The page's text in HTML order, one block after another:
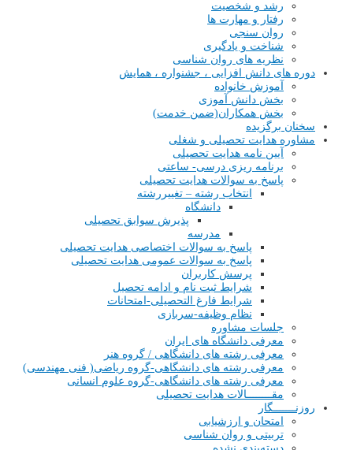
رشد و شخصیت
رفتار و مهارت ها
روان سنجی
شناخت و یادگیری
نظریه های روان شناسی
دوره های دانش افزایی ، جشنواره ، همایش
آموزش خانواده
بخش دانش آموزی
بخش همکاران(ضمن خدمت)
سخنان برگزیده
مشاوره هدایت تحصیلی و شغلی
آیین نامه هدایت تحصیلی
برنامه ریزی درسی- ساعتی
پاسخ به سوالات هدایت تحصیلی
انتخاب رشته – تغییررشته
دانشگاه
پذیرش سوابق تحصیلی
مدرسه
پاسخ به سوالات اختصاصی هدایت تحصیلی
پاسخ به سوالات عمومی هدایت تحصیلی
پرسش کاربران
شرایط ثبت نام و ادامه تحصیل
شرایط فارغ التحصیلی-امتحانات
نظام وظیفه-سربازی
جلسات مشاوره
معرفی دانشگاه های ایران
معرفی رشته های دانشگاهی / گروه هنر
معرفی رشته های دانشگاهی-گروه ریاضی( فنی مهندسی)
معرفی رشته های دانشگاهی-گروه علوم انسانی
مقــــــــالات هدایت تحصیلی
روزنـــــــگار
امتحان و ارزشیابی
تربیتی و روان شناسی